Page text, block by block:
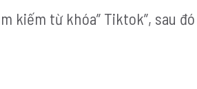
kiếm từ khóa” Tiktok”, sau